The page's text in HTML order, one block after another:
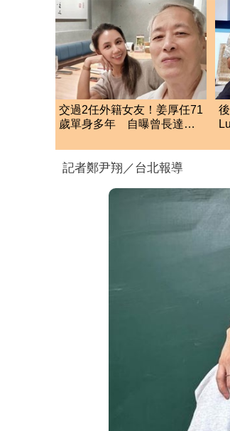
交過2任外籍女友！姜厚任71
歲單身多年 自曝曾長達一
記者鄭尹翔／台北報導